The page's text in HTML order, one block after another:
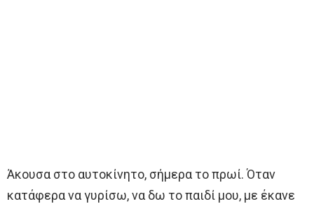
Άκουσα στο αυτοκίνητο, σήμερα το πρωί. Όταν
κατάφερα να γυρίσω, να δω το παιδί μου, με έκανε